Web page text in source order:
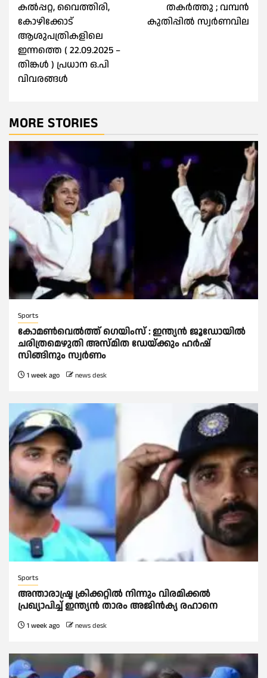
കൽപ്പറ്റ, വൈത്തിരി,
കോഴിക്കോട്
ആശുപത്രികളിലെ
ഇന്നത്തെ ( 22.09.2025 –
തിങ്കൾ ) പ്രധാന ഒ.പി
വിവരങ്ങൾ
തകര്‍ത്തു ; വമ്പൻ
കുതിപ്പില്‍ സ്വര്‍ണവില
MORE STORIES
Sports
കോമണ്‍വെല്‍ത്ത് ഗെയിംസ് : ഇന്ത്യന്‍ ജൂഡോയിൽ
ചരിത്രമെഴുതി അസ്മിത ഡേയ്‌ക്കും ഹര്‍ഷ്
സിങ്ങിനും സ്വര്‍ണം
1 week ago news desk
Sports
അന്താരാഷ്ട്ര ക്രിക്കറ്റില്‍ നിന്നും വിരമിക്കല്‍
പ്രഖ്യാപിച്ച്‌ ഇന്ത്യൻ താരം അജിൻക്യ രഹാനെ
1 week ago news desk